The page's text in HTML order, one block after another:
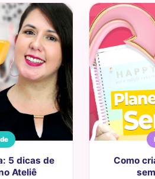
5 dicas de
Ateliê
Como